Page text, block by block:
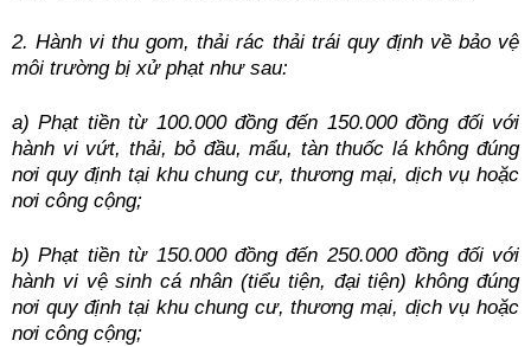
2. Hành vi thu gom, thải rác thải trái quy định về bảo vệ
môi trường bị xử phạt như sau:
a) Phạt tiền từ 100.000 đồng đến 150.000 đồng đối với
hành vi vứt, thải, bỏ đầu, mẩu, tàn thuốc lá không đúng
nơi quy định tại khu chung cư, thương mại, dịch vụ hoặc
nơi công cộng;
b) Phạt tiền từ 150.000 đồng đến 250.000 đồng đối với
hành vi vệ sinh cá nhân (tiểu tiện, đại tiện) không đúng
nơi quy định tại khu chung cư, thương mại, dịch vụ hoặc
nơi công cộng;